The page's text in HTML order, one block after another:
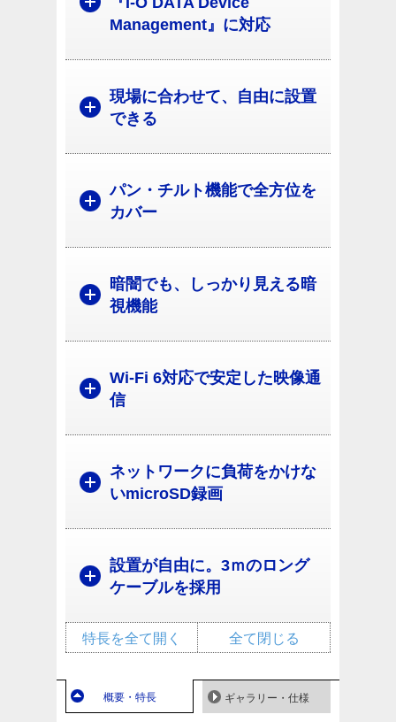
Management』に対応
現場に合わせて、自由に設置
できる
パン・チルト機能で全方位を
カバー
暗闇でも、しっかり見える暗
視機能
Wi-Fi 6対応で安定した映像通
信
ネットワークに負荷をかけな
いmicroSD録画
設置が自由に。3ｍのロング
ケーブルを採用
全て閉じる
特長を全て開く
概要・特長 ギャラリー・仕様